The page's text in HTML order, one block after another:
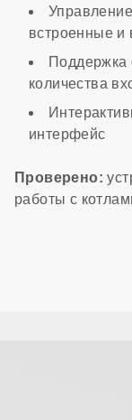
встроенные и
Поддержка
количества
интерфейс
Проверено:
работы с